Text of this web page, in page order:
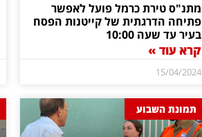
מתנ"ס טירת כרמל פועל לאפשר
פתיחה הדרגתית של קייטנות הפסח
בעיר עד שעה 10:00
קרא עוד »
15/04/2024
תמונת השבוע